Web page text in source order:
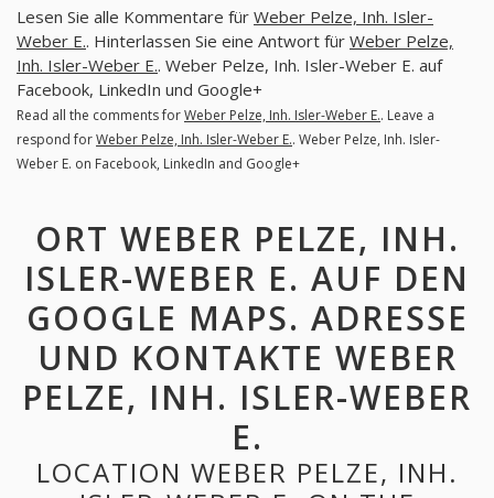
Lesen Sie alle Kommentare für Weber Pelze, Inh. Isler-
Weber E.. Hinterlassen Sie eine Antwort für Weber Pelze,
Inh. Isler-Weber E.. Weber Pelze, Inh. Isler-Weber E. auf
Facebook, LinkedIn und Google+
Read all the comments forWeber Pelze, Inh. Isler-Weber E.. Leave a
respond forWeber Pelze, Inh. Isler-Weber E.. Weber Pelze, Inh. Isler-
Weber E. on Facebook, LinkedIn and Google+
ORT WEBER PELZE, INH.
ISLER-WEBER E. AUF DEN
GOOGLE MAPS. ADRESSE
UND KONTAKTE WEBER
PELZE, INH. ISLER-WEBER
E.
LOCATION WEBER PELZE, INH.